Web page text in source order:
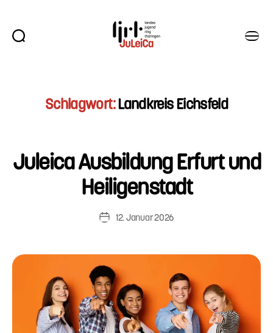
Schlagwort:Landkreis Eichsfeld
Juleica Ausbildung Erfurt und
Heiligenstadt
Veröffentlichungsdatum
12. Januar 2026